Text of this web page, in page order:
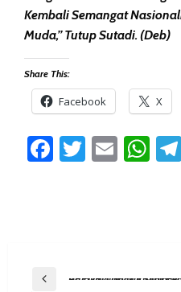
Kembali Semangat
Muda,” Tutup Sutadi. (deb)
Share This:
Facebook X
Facebook
Twitter
Email
Post
Previous Post
BPPDRD Balikpapan Perkenalkan Layanan Pajak